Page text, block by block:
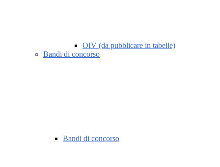
OIV (da pubblicare in tabelle)
Bandi di concorso
Bandi di concorso